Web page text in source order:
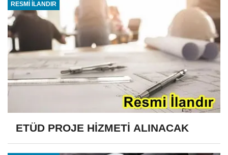
RESMİ İLANDIR
ETÜD PROJE HİZMETİ ALINACAK